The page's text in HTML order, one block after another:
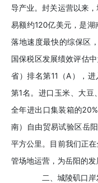
导产业。封关运营以来
易额约120亿美元，是湖
落地速度最快的综保区
国保税区发展绩效评估
省）排名第11（A），
第1名。进口玉米、大
全年进出口集装箱的
南）自由贸易试验区岳
平方公里。目前我们正
管场地运营，为岳阳的发
二、城陵矶口岸